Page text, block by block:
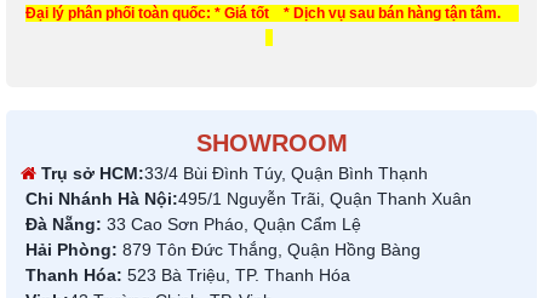
Đại lý phân phối toàn quốc: * Giá tốt * Dịch vụ sau bán hàng tận tâm.
SHOWROOM
Trụ sở HCM:33/4 Bùi Đình Túy, Quận Bình Thạnh
Chi Nhánh Hà Nội:495/1 Nguyễn Trãi, Quận Thanh Xuân
Đà Nẵng: 33 Cao Sơn Pháo, Quận Cẩm Lệ
Hải Phòng: 879 Tôn Đức Thắng, Quận Hồng Bàng
Thanh Hóa: 523 Bà Triệu, TP. Thanh Hóa